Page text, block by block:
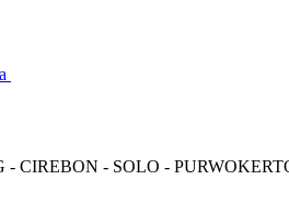
CIREBON - SOLO -